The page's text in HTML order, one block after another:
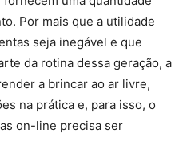
Por mais que a utilidade
seja inegável e que
da rotina dessa geração, a
a brincar ao ar livre,
na prática e, para isso, o
on-line precisa ser